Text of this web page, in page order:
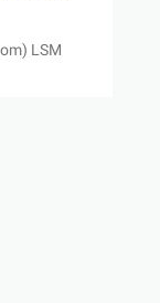
LSM